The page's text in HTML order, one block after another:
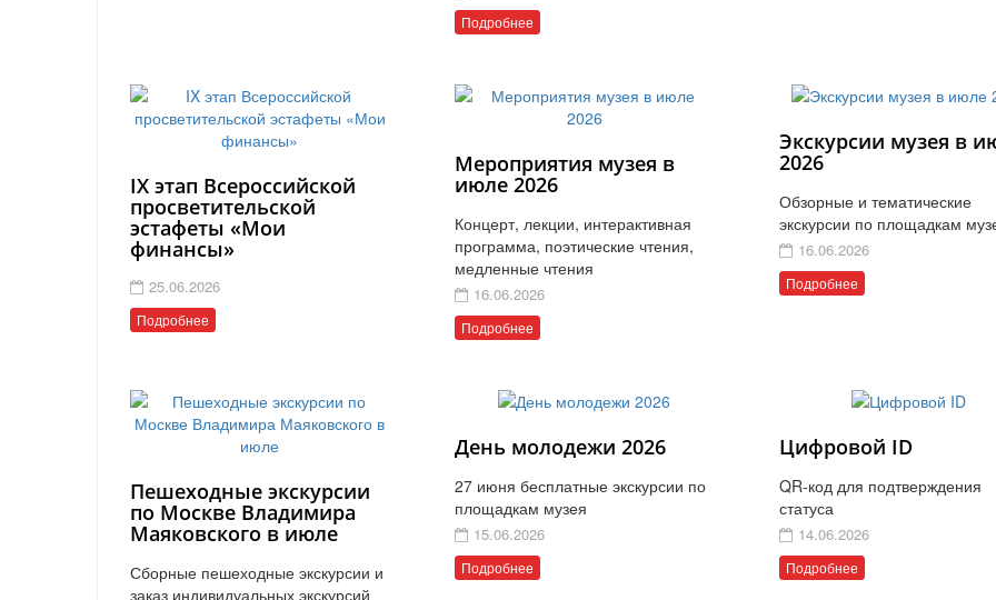
Подробнее
IX этап Всероссийской
просветительской
эстафеты «Мои
финансы»
25.06.2026
Подробнее
Мероприятия музея в
июле 2026
Концерт, лекции, интерактивная
программа, поэтические чтения,
медленные чтения
16.06.2026
Подробнее
Экскурсии музея в
2026
Обзорные и тематические
экскурсии по площадкам
16.06.2026
Подробнее
Пешеходные экскурсии
по Москве Владимира
Маяковского в июле
Сборные пешеходные экскурсии и
заказ индивидуальных экскурсий
День молодежи 2026
27 июня бесплатные экскурсии по
площадкам музея
15.06.2026
Подробнее
Цифровой ID
QR-код для подтверждения
статуса
14.06.2026
Подробнее